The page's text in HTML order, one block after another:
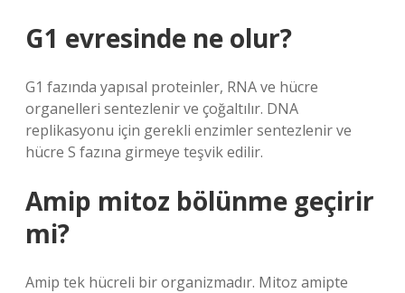
G1 evresinde ne olur?
G1 fazında yapısal proteinler, RNA ve hücre
organelleri sentezlenir ve çoğaltılır. DNA
replikasyonu için gerekli enzimler sentezlenir ve
hücre S fazına girmeye teşvik edilir.
Amip mitoz bölünme geçirir
mi?
Amip tek hücreli bir organizmadır. Mitoz amipte